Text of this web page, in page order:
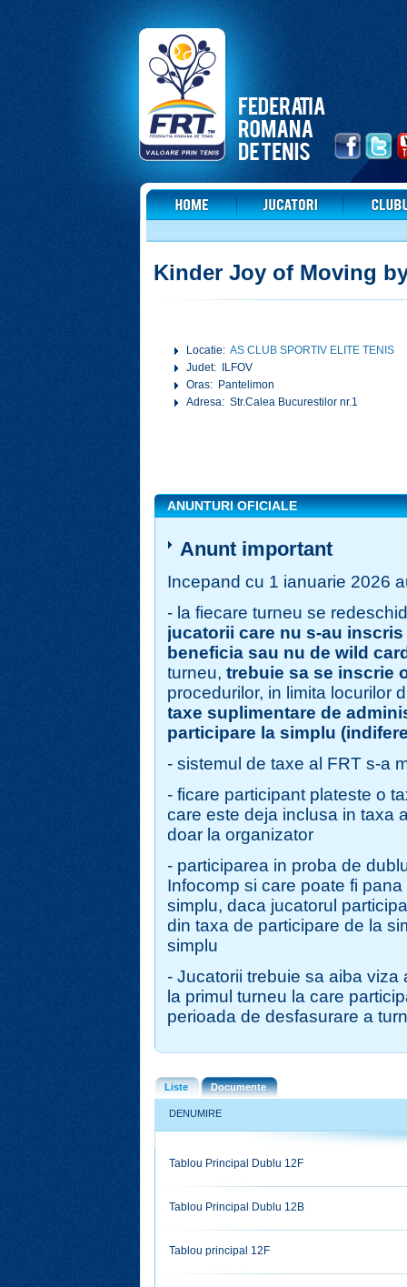
Kinder Joy of Moving
Locatie:AS CLUB SPORTIV ELITE TENIS
Judet: ILFOV
Oras: Pantelimon
Adresa: Str.Calea Bucurestilor nr.1
ANUNTURI OFICIALE
Anunt important
Incepand cu 1 ianuarie 2026
- la fiecare turneu se
jucatorii care nu s-au
beneficia sau nu de wild
turneu,trebuie sa se inscrie
procedurilor, in limita locurilor
taxe suplimentare de
participare la simplu
- sistemul de taxe al FRT s-a
- ficare participant plateste o
care este deja inclusa in taxa
doar la organizator
- participarea in proba de
Infocomp si care poate fi
simplu, daca jucatorul
din taxa de participare de la
simplu
- Jucatorii trebuie sa aiba
la primul turneu la care
perioada de desfasurare a
Liste Documente
DENUMIRE
Tablou Principal Dublu 12F
Tablou Principal Dublu 12B
Tablou principal 12F